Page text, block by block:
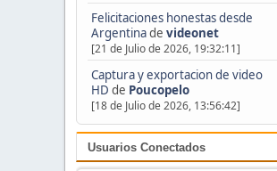
Felicitaciones honestas desde
Argentinade videonet
[21 de Julio de 2026, 19:32:11]
Captura y exportacion de video
HD de Poucopelo
[18 de Julio de 2026, 13:56:42]
Usuarios Conectados